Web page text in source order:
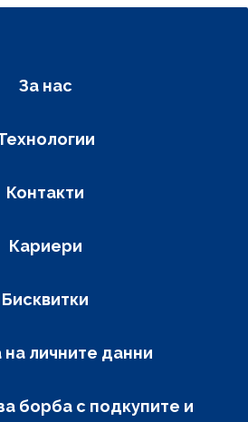
За нас
Контакти
Кариери
Бисквитки
личните данни
борба с подкупите и